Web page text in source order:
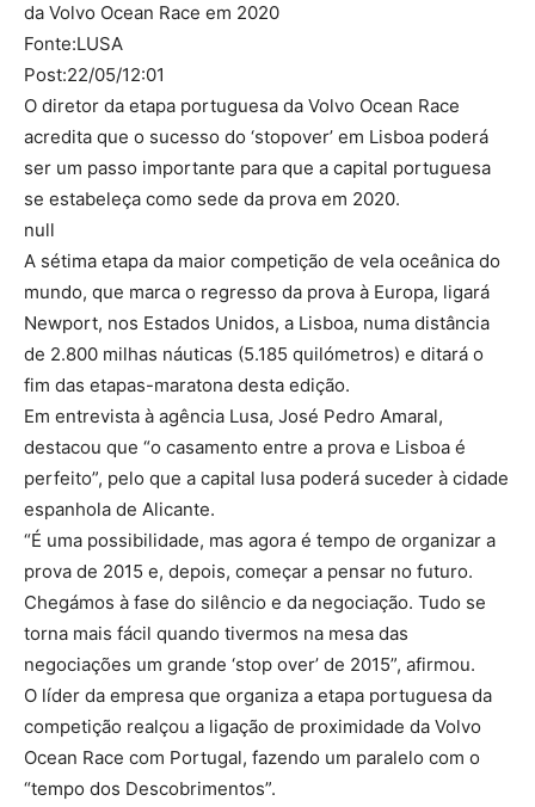
da Volvo Ocean Race em 2020
Fonte:LUSA
Post:22/05/12:01
O diretor da etapa portuguesa da Volvo Ocean Race
acredita que o sucesso do ‘stopover’ em Lisboa poderá
ser um passo importante para que a capital portuguesa
se estabeleça como sede da prova em 2020.
null
A sétima etapa da maior competição de vela oceânica do
mundo, que marca o regresso da prova à Europa, ligará
Newport, nos Estados Unidos, a Lisboa, numa distância
de 2.800 milhas náuticas (5.185 quilómetros) e ditará o
fim das etapas-maratona desta edição.
Em entrevista à agência Lusa, José Pedro Amaral,
destacou que “o casamento entre a prova e Lisboa é
perfeito”, pelo que a capital lusa poderá suceder à cidade
espanhola de Alicante.
“É uma possibilidade, mas agora é tempo de organizar a
prova de 2015 e, depois, começar a pensar no futuro.
Chegámos à fase do silêncio e da negociação. Tudo se
torna mais fácil quando tivermos na mesa das
negociações um grande ‘stop over’ de 2015”, afirmou.
O líder da empresa que organiza a etapa portuguesa da
competição realçou a ligação de proximidade da Volvo
Ocean Race com Portugal, fazendo um paralelo com o
“tempo dos Descobrimentos”.